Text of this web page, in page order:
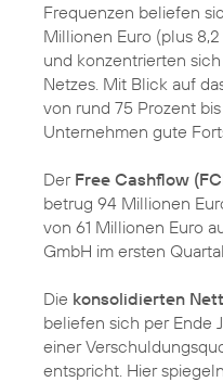
Frequenzen beliefen
Millionen Euro (plus
und konzentrierten
Netzes. Mit Blick auf
von rund 75 Prozent
Unternehmen gute
Der Free Cashflow
betrug 94 Millionen
von 61 Millionen Euro
GmbH im ersten
Die konsolidierten
beliefen sich per Ende
einer
entspricht. Hier